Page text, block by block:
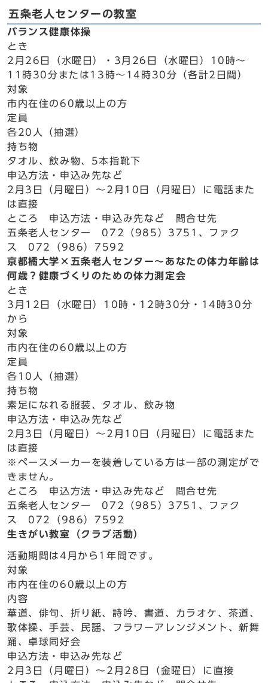
五条老人センターの教室
バランス健康体操
とき
2月26日（水曜日）・3月26日（水曜日）10時～
11時30分または13時～14時30分（各計2日間）
対象
市内在住の60歳以上の方
定員
各20人（抽選）
持ち物
タオル、飲み物、5本指靴下
申込方法・申込み先など
2月3日（月曜日）～2月10日（月曜日）に電話また
は直接
ところ 申込方法・申込み先など 問合せ先
五条老人センター 072（985）3751、ファク
ス 072（986）7592
京都橘大学×五条老人センター～あなたの体力年齢は
何歳？健康づくりのための体力測定会
とき
3月12日（水曜日）10時・12時30分・14時30分
から
対象
市内在住の60歳以上の方
定員
各10人（抽選）
持ち物
素足になれる服装、タオル、飲み物
申込方法・申込み先など
2月3日（月曜日）～2月10日（月曜日）に電話また
は直接
※ペースメーカーを装着している方は一部の測定がで
きません。
ところ 申込方法・申込み先など 問合せ先
五条老人センター 072（985）3751、ファク
ス 072（986）7592
生きがい教室（クラブ活動）
活動期間は4月から1年間です。
対象
市内在住の60歳以上の方
内容
華道、俳句、折り紙、詩吟、書道、カラオケ、茶道、
歌体操、手芸、民謡、フラワーアレンジメント、新舞
踊、卓球同好会
申込方法・申込み先など
2月3日（月曜日）～2月28日（金曜日）に直接